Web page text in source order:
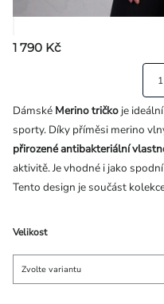
1 790 Kč
Velikost
Dámské Merino tričko je
sporty. Díky příměsi merino
přirozené antibakteriální
aktivitě. Je vhodné i jako
Tento design je součást